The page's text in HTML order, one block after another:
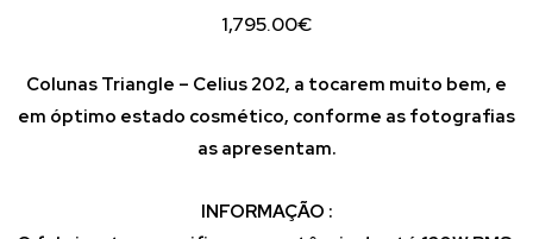
1,795.00€
Colunas Triangle – Celius 202, a tocarem muito bem, e
em óptimo estado cosmético, conforme as fotografias
as apresentam.
INFORMAÇÃO :